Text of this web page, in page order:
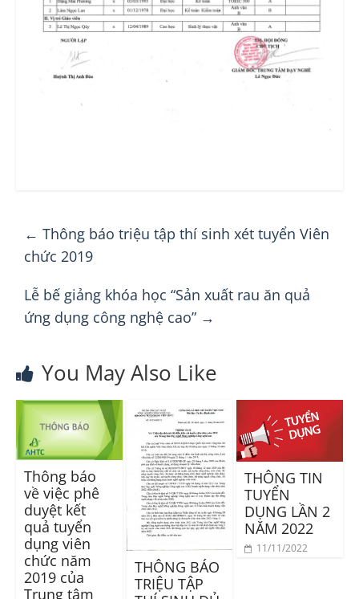
← Thông báo triệu tập thí sinh xét tuyển Viên
chức 2019
Lễ bế giảng khóa học “Sản xuất rau ăn quả
ứng dụng công nghệ cao” →
You May Also Like
Thông báo
về việc phê
duyệt kết
quả tuyển
dụng viên
chức năm
2019 của
Trung tâm
THÔNG BÁO
TRIỆU TẬP
THÔNG TIN
TUYỂN
DỤNG LẦN 2
NĂM 2022
11/11/2022